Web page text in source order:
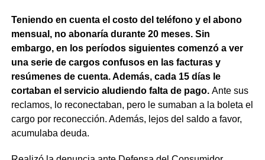
Teniendo en cuenta el costo del teléfono y el abono
mensual, no abonaría durante 20 meses. Sin
embargo, en los períodos siguientes comenzó a ver
una serie de cargos confusos en las facturas y
resúmenes de cuenta. Además, cada 15 días le
cortaban el servicio aludiendo falta de pago. Ante sus
reclamos, lo reconectaban, pero le sumaban a la boleta el
cargo por reconección. Además, lejos del saldo a favor,
acumulaba deuda.